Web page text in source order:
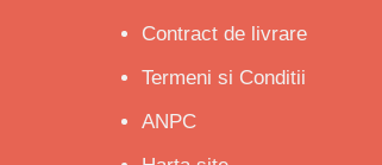
Contract de livrare
Termeni si Conditii
ANPC